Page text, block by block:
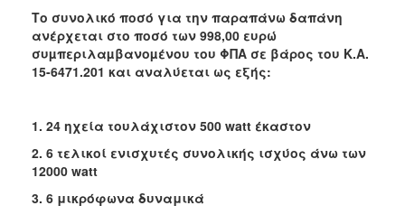
Το συνολικό ποσό για την παραπάνω δαπάνη
ανέρχεται στο ποσό των 998,00 ευρώ
συµπεριλαµβανοµένου του ΦΠΑ σε βάρος του Κ.Α.
15-6471.201 και αναλύεται ως εξής:
1. 24 ηχεία τουλάχιστον 500 watt έκαστον
2. 6 τελικοί ενισχυτές συνολικής ισχύος άνω των
12000 watt
3. 6 μικρόφωνα δυναμικά